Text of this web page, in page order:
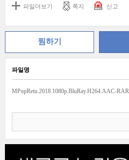
파일더보기 쪽지 신고
찜하기
파일명
MPopRetu.2018.1080p.BluRay.H264.AAC-